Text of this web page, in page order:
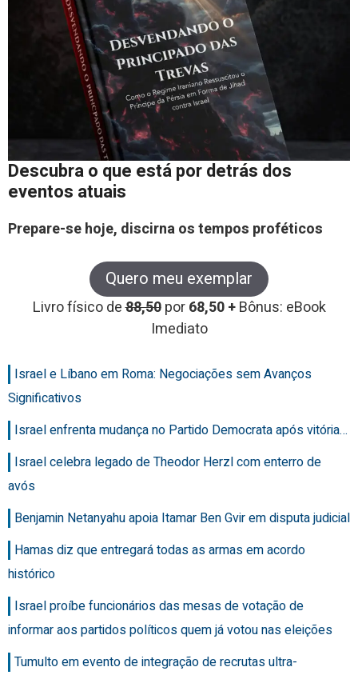
Descubra o que está por detrás dos
eventos atuais
Prepare-se hoje, discirna os tempos proféticos
Quero meu exemplar
Livro físico de88,50 por68,50 +Bônus: eBook
Imediato
Israel e Líbano em Roma: Negociações sem Avanços
Significativos
Israel enfrenta mudança no Partido Democrata após vitória…
Israel celebra legado de Theodor Herzl com enterro de
avós
Benjamin Netanyahu apoia Itamar Ben Gvir em disputa judicial
Hamas diz que entregará todas as armas em acordo
histórico
Israel proíbe funcionários das mesas de votação de
informar aos partidos políticos quem já votou nas eleições
Tumulto em evento de integração de recrutas ultra-